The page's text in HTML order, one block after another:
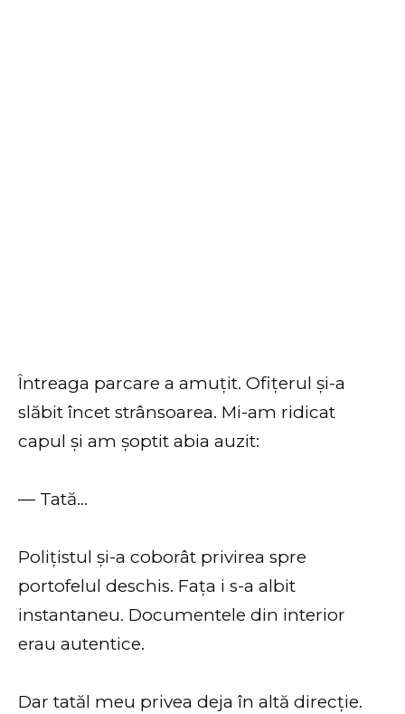
Întreaga parcare a amuțit. Ofițerul și-a
slăbit încet strânsoarea. Mi-am ridicat
capul și am șoptit abia auzit:
— Tată…
Polițistul și-a coborât privirea spre
portofelul deschis. Fața i s-a albit
instantaneu. Documentele din interior
erau autentice.
Dar tatăl meu privea deja în altă direcție.